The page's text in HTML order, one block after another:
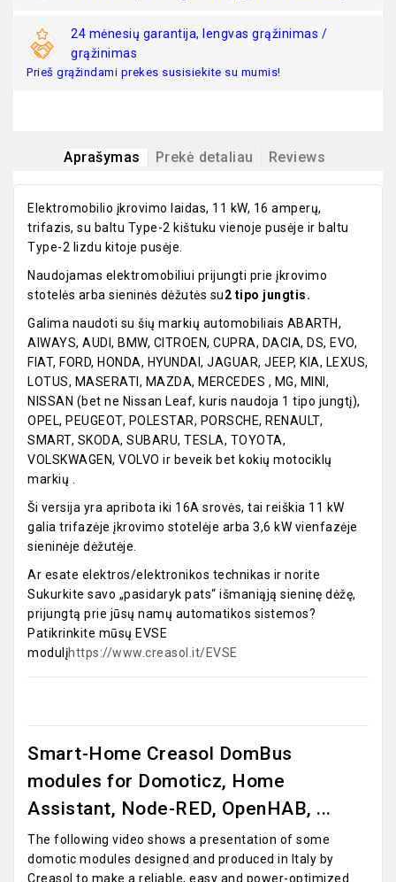
24 mėnesių garantija, lengvas grąžinimas /
grąžinimas
Prieš grąžindami prekes susisiekite su mumis!
Aprašymas Prekė detaliau Reviews
Elektromobilio įkrovimo laidas, 11 kW, 16 amperų,
trifazis, su baltu Type-2 kištuku vienoje pusėje ir baltu
Type-2 lizdu kitoje pusėje.
Naudojamas elektromobiliui prijungti prie įkrovimo
stotelės arba sieninės dėžutės su2 tipo jungtis.
Galima naudoti su šių markių automobiliais ABARTH,
AIWAYS, AUDI, BMW, CITROEN, CUPRA, DACIA, DS, EVO,
FIAT, FORD, HONDA, HYUNDAI, JAGUAR, JEEP, KIA, LEXUS,
LOTUS, MASERATI, MAZDA, MERCEDES , MG, MINI,
NISSAN (bet ne Nissan Leaf, kuris naudoja 1 tipo jungtį),
OPEL, PEUGEOT, POLESTAR, PORSCHE, RENAULT,
SMART, SKODA, SUBARU, TESLA, TOYOTA,
VOLSKWAGEN, VOLVO ir beveik bet kokių motociklų
markių .
Ši versija yra apribota iki 16A srovės, tai reiškia 11 kW
galia trifazėje įkrovimo stotelėje arba 3,6 kW vienfazėje
sieninėje dėžutėje.
Ar esate elektros/elektronikos technikas ir norite
Sukurkite savo „pasidaryk pats“ išmaniąją sieninę dėžę,
prijungtą prie jūsų namų automatikos sistemos?
Patikrinkite mūsų EVSE
modulįhttps://www.creasol.it/EVSE
Smart-Home Creasol DomBus
modules for Domoticz, Home
Assistant, Node-RED, OpenHAB, ...
The following video shows a presentation of some
domotic modules designed and produced in Italy by
Creasol to make a reliable, easy and power-optimized